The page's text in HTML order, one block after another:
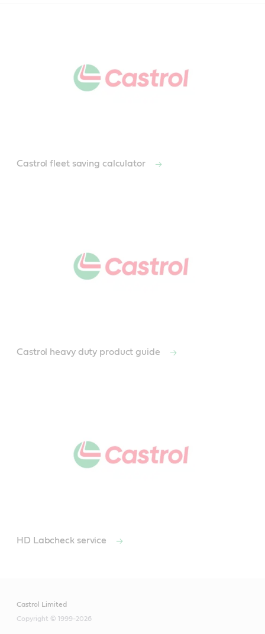
Castrol fleet saving calculator
Castrol heavy duty product guide
HD Labcheck service
Castrol Limited
Copyright © 1999-2026